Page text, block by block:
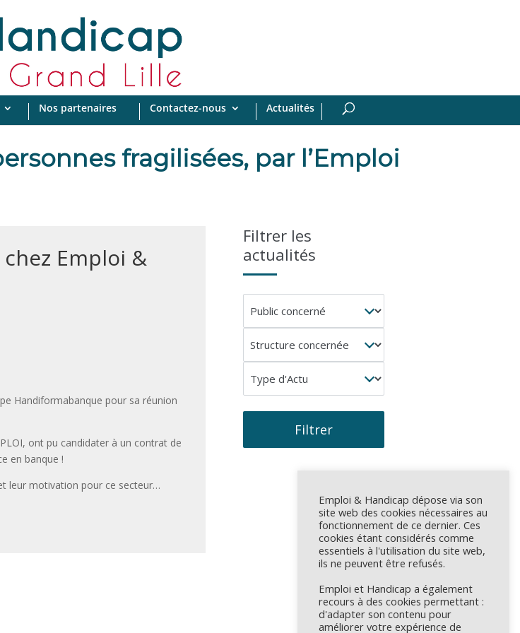
Nos partenaires Contactez-nous Actualités
fragilisées, par l’Emploi
Emploi &
Handiformabanque pour sa réunion
ont pu candidater à un contrat de
en banque !
leur motivation pour ce secteur…
Filtrer les
actualités
concerné
concernée
d'Actu
Filtrer
Emploi & Handicap dépose via son
site web des cookies nécessaires au
fonctionnement de ce dernier. Ces
cookies étant considérés comme
essentiels à l'utilisation du site web,
ils ne peuvent être refusés.
Emploi et Handicap a également
recours à des cookies permettant :
d'adapter son contenu pour
améliorer votre expérience de